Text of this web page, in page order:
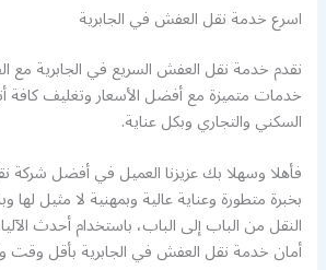
اسرع خدمة نقل العفش في الجابرية
نقدم خدمة نقل العفش السريع في الجابرية مع
خدمات متميزة مع أفضل الأسعار وتغليف كافة
السكني والتجاري وبكل عناية.
فأهلا وسهلا بك عزيزنا العميل في أفضل شركة
بخبرة متطورة وعناية عالية وبمهنية لا مثيل لها
النقل من الباب إلى الباب، باستخدام أحدث
أمان خدمة نقل العفش في الجابرية بأقل وقت